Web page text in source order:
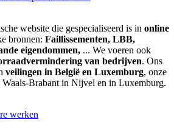
website die gespecialiseerd is in online
bronnen: Faillissementen, LBB,
eigendommen, ... We voeren ook
van bedrijven. Ons
veilingen in België en Luxemburg, onze
Brabant in Nijvel en in Luxemburg.
werken